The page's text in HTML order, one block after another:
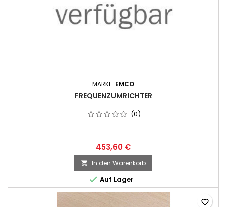
MARKE: EMCO
FREQUENZUMRICHTER
(0)
453,60 €
 In den Warenkorb
 Auf Lager
favorite_border